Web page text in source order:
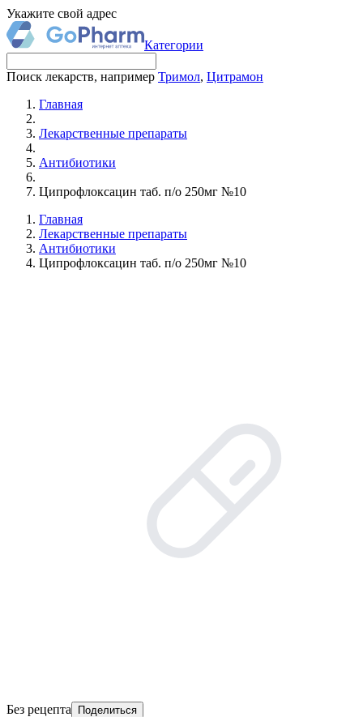
Укажите свой адрес
Категории
Поиск лекарств, например Тримол, Цитрамон
Главная
Лекарственные препараты
Антибиотики
Ципрофлоксацин таб. п/о 250мг №10
Главная
Лекарственные препараты
Антибиотики
Ципрофлоксацин таб. п/о 250мг №10
Без рецепта Поделиться